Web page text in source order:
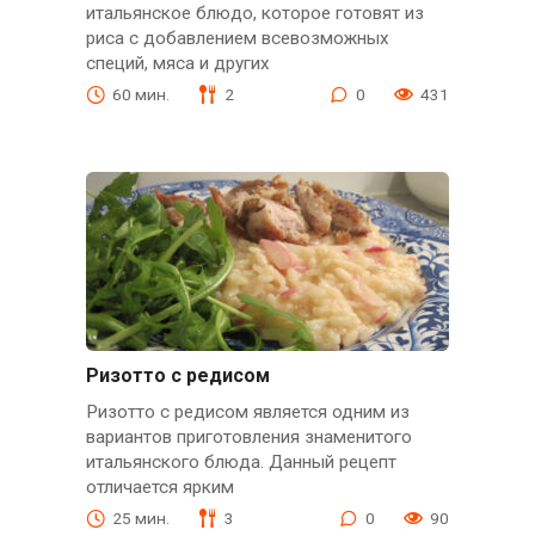
итальянское блюдо, которое готовят из
риса с добавлением всевозможных
специй, мяса и других
60 мин. 2 0 431
Ризотто с редисом
Ризотто с редисом является одним из
вариантов приготовления знаменитого
итальянского блюда. Данный рецепт
отличается ярким
25 мин. 3 0 90